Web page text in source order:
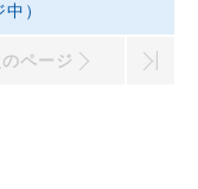
）
ページ >|